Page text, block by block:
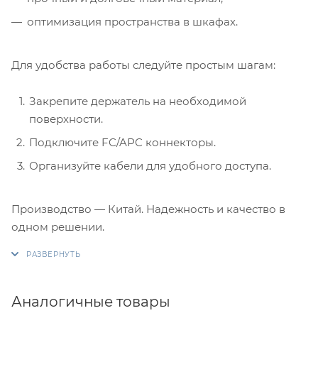
оптимизация пространства в шкафах.
Для удобства работы следуйте простым шагам:
Закрепите держатель на необходимой
поверхности.
Подключите FC/APC коннекторы.
Организуйте кабели для удобного доступа.
Производство — Китай. Надежность и качество в
одном решении.
Аналогичные товары